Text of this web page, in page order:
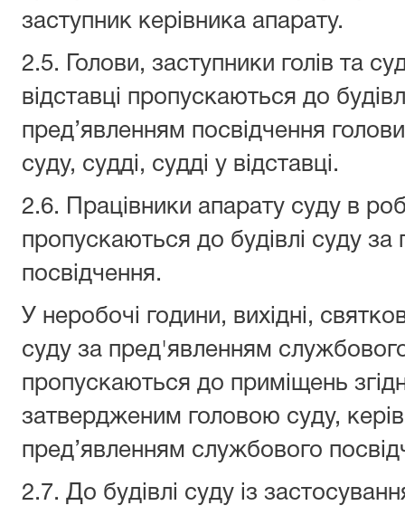
заступник керівника апарату.
2.5. Голови, заступники голів та
відставці пропускаються до
пред’явленням посвідчення
суду, судді, судді у відставці.
2.6. Працівники апарату суду в
пропускаються до будівлі суду
посвідчення.
У неробочі години, вихідні,
суду за пред'явленням
пропускаються до приміщень
затвердженим головою суду,
пред’явленням службового
2.7. До будівлі суду із